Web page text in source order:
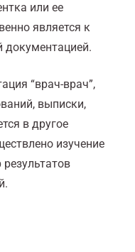
или ее
является к
документацией.
“врач-врач”,
выписки,
в другое
изучение